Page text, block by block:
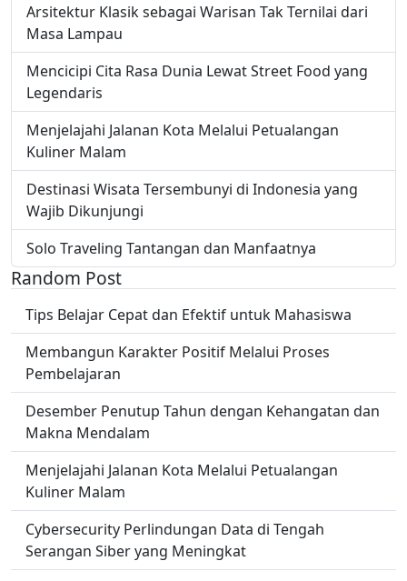
Arsitektur Klasik sebagai Warisan Tak Ternilai dari
Masa Lampau
Mencicipi Cita Rasa Dunia Lewat Street Food yang
Legendaris
Menjelajahi Jalanan Kota Melalui Petualangan
Kuliner Malam
Destinasi Wisata Tersembunyi di Indonesia yang
Wajib Dikunjungi
Solo Traveling Tantangan dan Manfaatnya
Random Post
Tips Belajar Cepat dan Efektif untuk Mahasiswa
Membangun Karakter Positif Melalui Proses
Pembelajaran
Desember Penutup Tahun dengan Kehangatan dan
Makna Mendalam
Menjelajahi Jalanan Kota Melalui Petualangan
Kuliner Malam
Cybersecurity Perlindungan Data di Tengah
Serangan Siber yang Meningkat